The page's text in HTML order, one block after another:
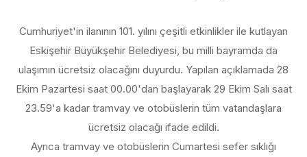
Cumhuriyet'in ilanının 101. yılını çeşitli etkinlikler ile kutlayan
Eskişehir Büyükşehir Belediyesi, bu milli bayramda da
ulaşımın ücretsiz olacağını duyurdu. Yapılan açıklamada 28
Ekim Pazartesi saat 00.00'dan başlayarak 29 Ekim Salı saat
23.59'a kadar tramvay ve otobüslerin tüm vatandaşlara
ücretsiz olacağı ifade edildi.
Ayrıca tramvay ve otobüslerin Cumartesi sefer sıklığı